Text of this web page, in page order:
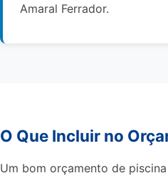
Amaral Ferrador.
O Que Incluir no
Um bom orçamento de